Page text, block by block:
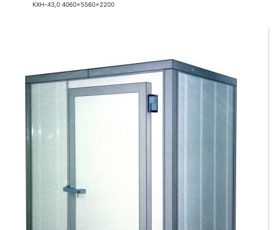
КХН-43,0 4060×5560×2200